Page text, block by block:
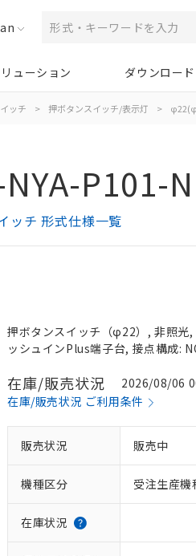
ューション ダウンロード
ッチ > 押ボタンスイッチ/表示灯 >
P101-
ッチ 形式仕様一覧
押ボタンスイッチ（φ22）, 非照光
ッシュインPlus端子台, 接点構成:
在庫/販売状況
2026/08/06
在庫/販売状況 ご利用条件
販売状況 販売中
機種区分 受注生産機
在庫状況